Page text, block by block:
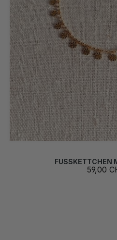
FUSSKETTCHEN
59,00